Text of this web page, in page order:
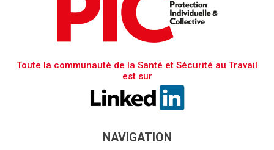
Toute la communauté de la Santé et Sécurité au Travail
est sur
NAVIGATION